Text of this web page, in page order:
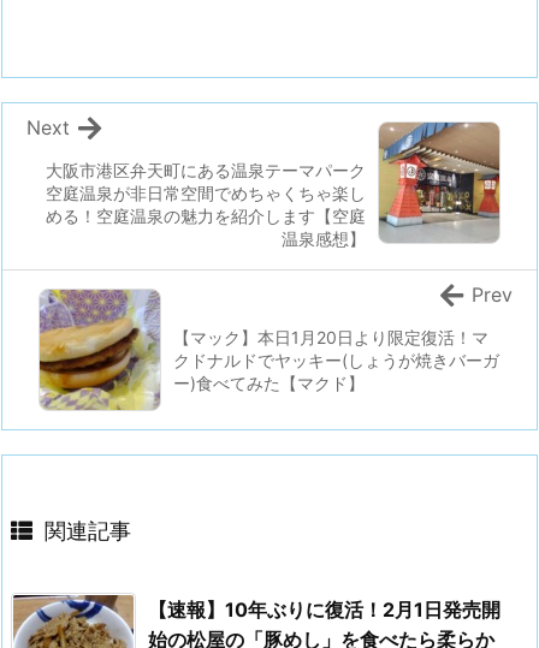
大阪市港区弁天町にある温泉テーマパーク
空庭温泉が非日常空間でめちゃくちゃ楽し
める！空庭温泉の魅力を紹介します【空庭
温泉感想】
Next
【マック】本日1月20日より限定復活！マ
クドナルドでヤッキー(しょうが焼きバーガ
ー)食べてみた【マクド】
Prev
関連記事
【速報】10年ぶりに復活！2月1日発売開
始の松屋の「豚めし」を食べたら柔らか